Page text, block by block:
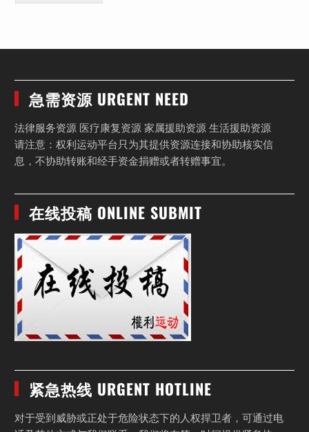
急需资源 URGENT NEED
法律服务资源 医疗康复资源 家属援助资源 生活援助资源
请注意：权利运动平台只为其提供资源连接和协助核实信
息，不协助转账和经手资金捐赠或者转赠事宜。
在线投稿 ONLINE SUBMIT
紧急热线 URGENT HOTLINE
对于受到威胁或正处于危险状态下的人权捍卫者，可通过电